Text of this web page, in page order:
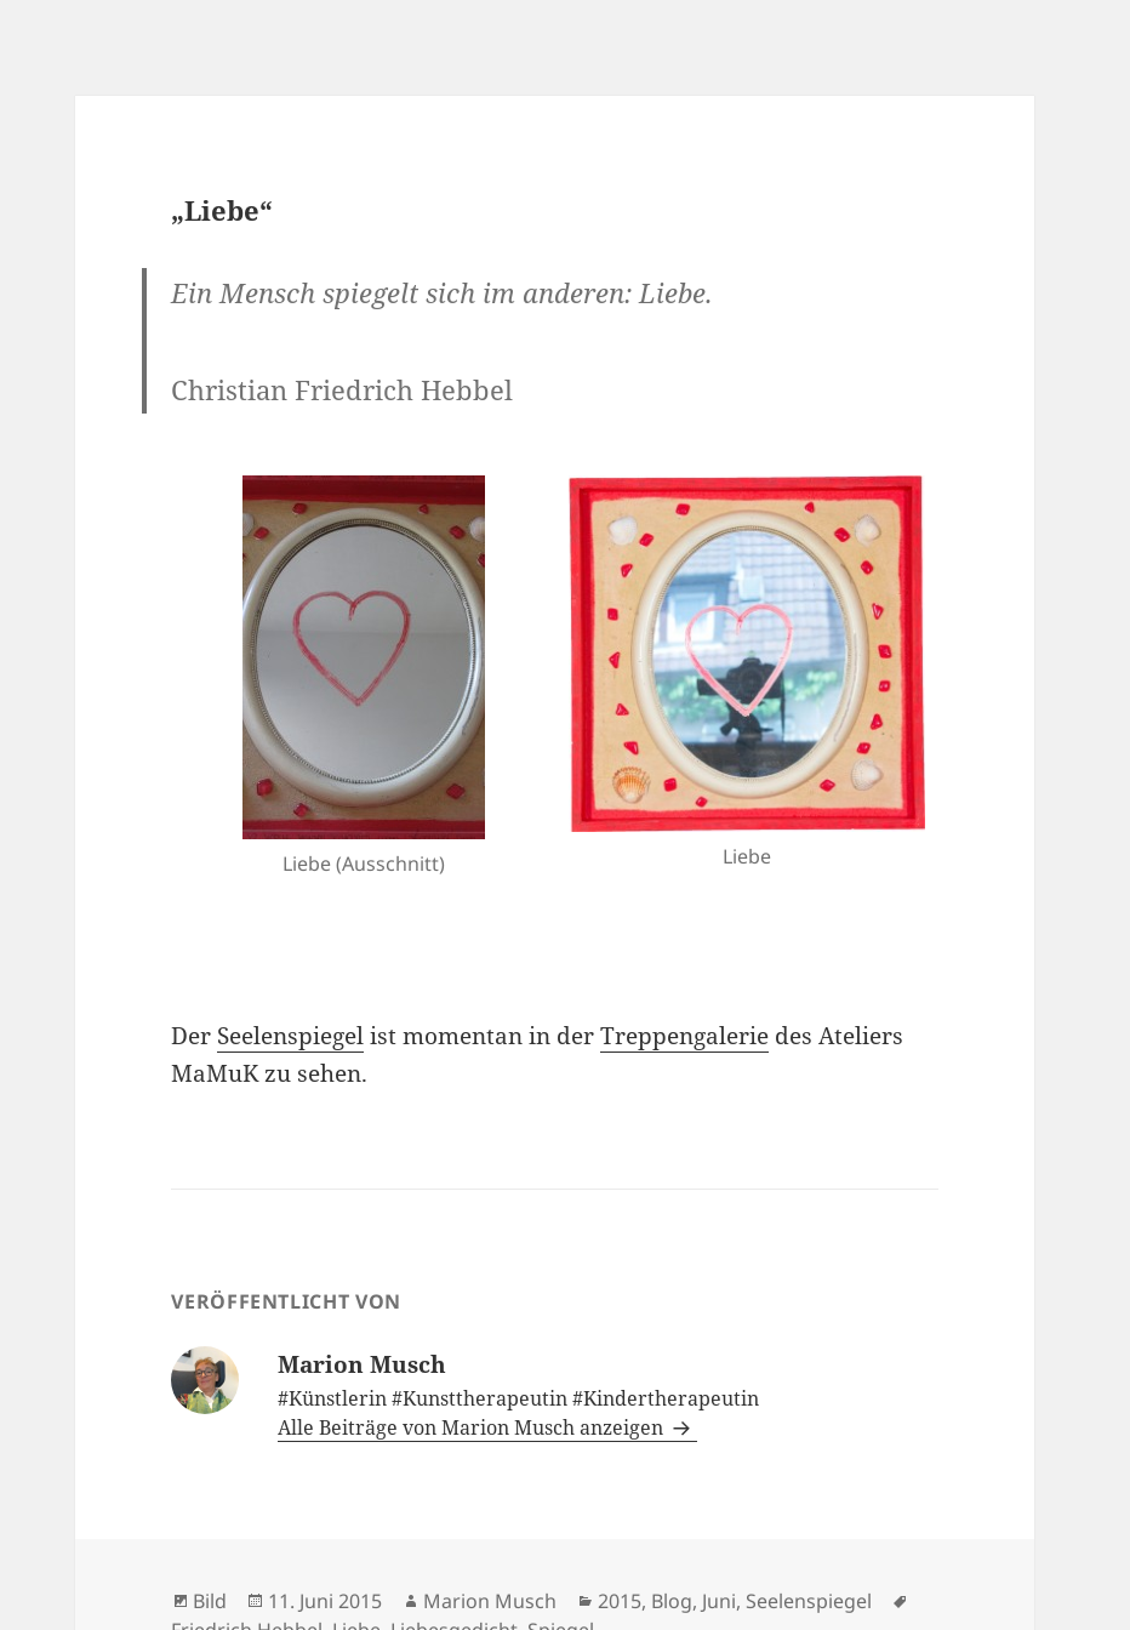
„Liebe“
Ein Mensch spiegelt sich im anderen: Liebe.
Christian Friedrich Hebbel
Liebe (Ausschnitt) Liebe
Der Seelenspiegelist momentan in derTreppengalerie des Ateliers
MaMuK zu sehen.
VERÖFFENTLICHT VON
Marion Musch
#Künstlerin #Kunsttherapeutin #Kindertherapeutin
Alle Beiträge von Marion Musch anzeigen
Format
Bild
Veröffentlicht
11. Juni 2015 Autor
Marion Musch Kategorien
2015, Blog, Juni, Seelenspiegel